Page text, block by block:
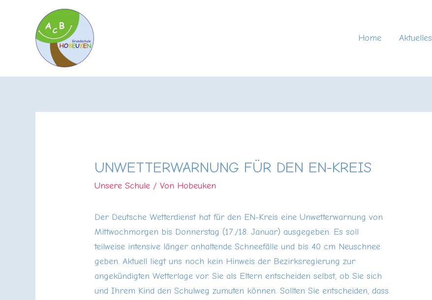
Home Aktuelles
UNWETTERWARNUNG FÜR DEN EN-KREIS
Unsere Schule / Von Hobeuken
Der Deutsche Wetterdienst hat für den EN-Kreis eine Unwetterwarnung von
Mittwochmorgen bis Donnerstag (17./18. Januar) ausgegeben. Es soll
teilweise intensive länger anhaltende Schneefälle und bis 40 cm Neuschnee
geben. Aktuell liegt uns noch kein Hinweis der Bezirksregierung zur
angekündigten Wetterlage vor. Sie als Eltern entscheiden selbst, ob Sie sich
und Ihrem Kind den Schulweg zumuten können. Sollten Sie entscheiden, dass